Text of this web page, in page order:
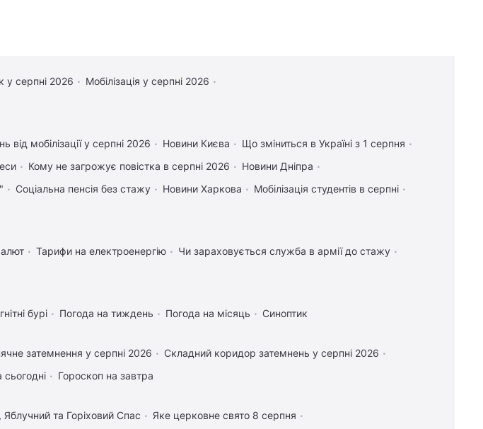
у серпні 2026
Мобілізація у серпні 2026
від мобілізації у серпні 2026 Новини Києва
Що зміниться в Україні з 1 серпня
Кому не загрожує повістка в серпні 2026
Новини Дніпра
Соціальна пенсія без стажу Новини Харкова
Мобілізація студентів в серпні
Тарифи на електроенергію
Чи зараховується служба в армії до стажу
бурі Погода на тиждень Погода на місяць Синоптик
затемнення у серпні 2026
Складний коридор затемнень у серпні 2026
сьогодні Гороскоп на завтра
та Горіховий Спас
Яке церковне свято 8 серпня